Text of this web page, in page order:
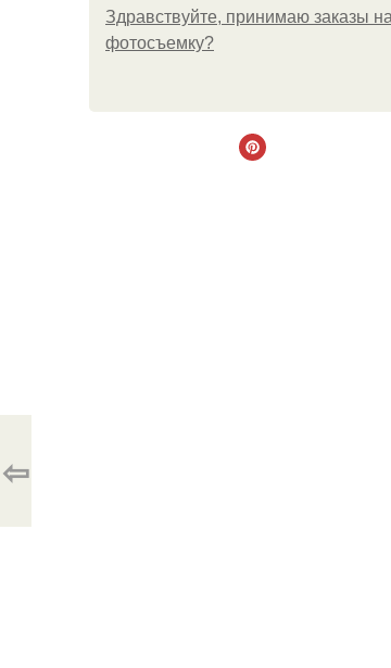
Здравствуйте, принимаю заказы на
фотосъемку?
⇦